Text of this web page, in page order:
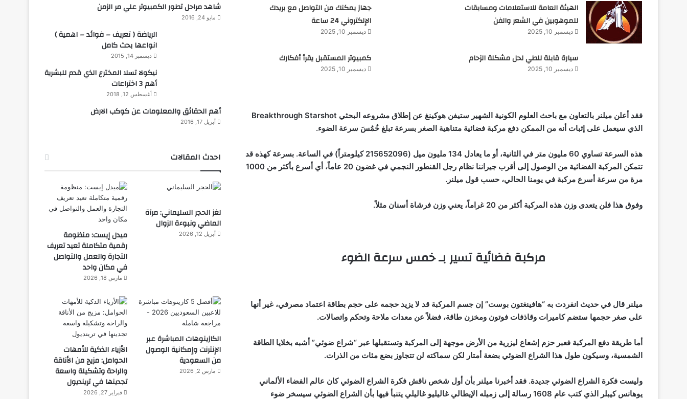
الهيئة العامة للاستعلامات ومسابقات
للموهوبين في الشعر والفن
ديسمبر 10, 2025
جهاز يمكنك من التواصل مع بريدك
الإلكتروني 24 ساعة
ديسمبر 10, 2025
سيارة قابلة للطي لحل مشكلة الزحام
ديسمبر 10, 2025
كمبيوتر المستقبل يقرأ أفكارك
ديسمبر 10, 2025
فقد أعلن ميلنر بالتعاون مع باحث العلوم الكونية الشهير ستيفن هوكينغ عن إطلاق مشروعه البحثي Breakthrough Starshot
الذي سيعمل على إثبات أنه من الممكن دفع مركبة فضائية متناهية الصغر بسرعة تبلغ خُمُسَ سرعة الضوء.
هذه السرعة تساوي 60 مليون متر في الثانية، أو ما يعادل 134 مليون ميل (215652096 كيلومتراً) في الساعة. بسرعة كهذه قد
تتمكن المركبة الفضائية من الوصول إلى أقرب جيراننا نظام رجل القنطور النجمي في غضون 20 عاماً، أي أسرع بأكثر من 1000
مرة من سرعة أسرع مركبة في يومنا الحالي، حسب قول ميلنر.
وفوق هذا فلن يتعدى وزن هذه المركبة أكثر من 20 غراماً، يعني وزن فرشاة أسنان مثلاً.
مركبة فضائية تسير بـ خمس سرعة الضوء
ميلنر قال في حديث انفردت به “هافينغتون بوست” إن جسم المركبة قد لا يزيد حجمه على حجم بطاقة اعتماد مصرفي، غير أنها
على صغر حجمها ستضم كاميرات وقاذفات فوتون ومخزن طاقة، فضلاً عن معدات ملاحة وتحكم واتصالات.
أما طريقة دفع المركبة فعبر حزم إشعاع ليزرية من الأرض موجهة إلى المركبة وتستقبلها عبر “شراع ضوئي” أشبه بخلايا الطاقة
الشمسية، وسيكون طول هذا الشراع الضوئي بضعة أمتار لكن سماكته لن تتجاوز بضع مئات من الذرات.
وليست فكرة الشراع الضوئي جديدة. فقد أخبرنا ميلنر بأن أول شخص ناقش فكرة الشراع الضوئي كان عالم الفضاء الألماني
يوهانس كيبلر الذي كتب عام 1608 رسالة إلى زميله الإيطالي غاليليو غاليلي يتنبأ فيها بأن الشراع الضوئي سيسخر ضوء
شاهد مراحل تطور الكمبيوتر علي مر الزمن
مايو 24, 2016
الرياضة ( تعريف – فوائد – اهمية )
انواعها بحث كامل
ديسمبر 14, 2015
نيكولا تسلا المخترع الذي قدم للبشرية
أهم 3 اختراعات
أغسطس 12, 2018
أهم الحقائق والمعلومات عن كوكب الارض
أبريل 17, 2016
احدث المقالات
لغز الحجر السليماني: مرآة
الماضي ونبوءة الزوال
أبريل 12, 2026
ميدل إيست: منظومة
رقمية متكاملة تعيد تعريف
التجارة والعمل والتواصل
في مكان واحد
مارس 18, 2026
الكازينوهات المباشرة عبر
الإنترنت وإمكانية الوصول
من السعودية
مارس 2, 2026
الأزياء الذكية للأمهات
الحوامل: مزيج من الأناقة
والراحة وتشكيلة واسعة
تجدينها في ترينديول
فبراير 27, 2026